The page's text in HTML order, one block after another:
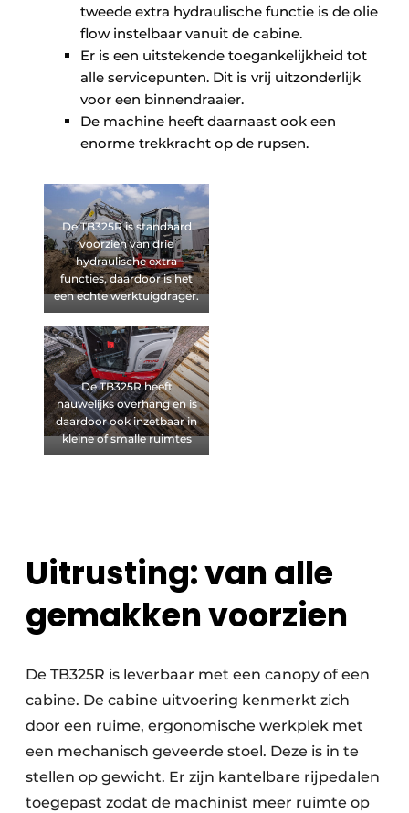
tweede extra hydraulische functie is de olie
flow instelbaar vanuit de cabine.
Er is een uitstekende toegankelijkheid tot
alle servicepunten. Dit is vrij uitzonderlijk
voor een binnendraaier.
De machine heeft daarnaast ook een
enorme trekkracht op de rupsen.
De TB325R is standaard
voorzien van drie
hydraulische extra
functies, daardoor is het
een echte werktuigdrager.
De TB325R heeft
nauwelijks overhang en is
daardoor ook inzetbaar in
kleine of smalle ruimtes
Uitrusting: van alle
gemakken voorzien
De TB325R is leverbaar met een canopy of een
cabine. De cabine uitvoering kenmerkt zich
door een ruime, ergonomische werkplek met
een mechanisch geveerde stoel. Deze is in te
stellen op gewicht. Er zijn kantelbare rijpedalen
toegepast zodat de machinist meer ruimte op